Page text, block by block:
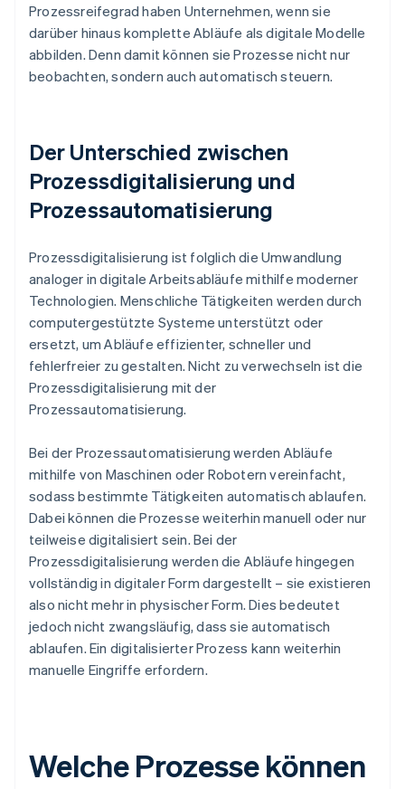
Prozessreifegrad haben Unternehmen, wenn sie
darüber hinaus komplette Abläufe als digitale Modelle
abbilden. Denn damit können sie Prozesse nicht nur
beobachten, sondern auch automatisch steuern.
Der Unterschied zwischen
Prozessdigitalisierung und
Prozessautomatisierung
Prozessdigitalisierung ist folglich die Umwandlung
analoger in digitale Arbeitsabläufe mithilfe moderner
Technologien. Menschliche Tätigkeiten werden durch
computergestützte Systeme unterstützt oder
ersetzt, um Abläufe effizienter, schneller und
fehlerfreier zu gestalten. Nicht zu verwechseln ist die
Prozessdigitalisierung mit der
Prozessautomatisierung.
Bei der Prozessautomatisierung werden Abläufe
mithilfe von Maschinen oder Robotern vereinfacht,
sodass bestimmte Tätigkeiten automatisch ablaufen.
Dabei können die Prozesse weiterhin manuell oder nur
teilweise digitalisiert sein. Bei der
Prozessdigitalisierung werden die Abläufe hingegen
vollständig in digitaler Form dargestellt – sie existieren
also nicht mehr in physischer Form. Dies bedeutet
jedoch nicht zwangsläufig, dass sie automatisch
ablaufen. Ein digitalisierter Prozess kann weiterhin
manuelle Eingriffe erfordern.
Welche Prozesse können